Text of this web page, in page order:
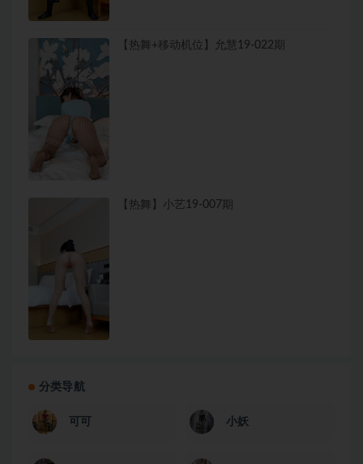
【热舞+移动机位】允慧19-022期
【热舞】小艺19-007期
分类导航
可可 小妖